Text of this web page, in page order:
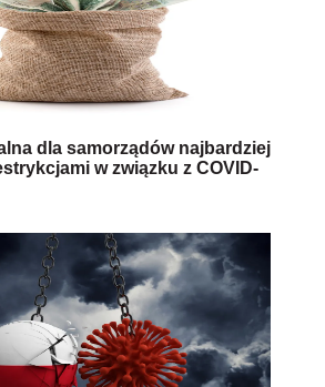
dla samorządów najbardziej
w związku z COVID-